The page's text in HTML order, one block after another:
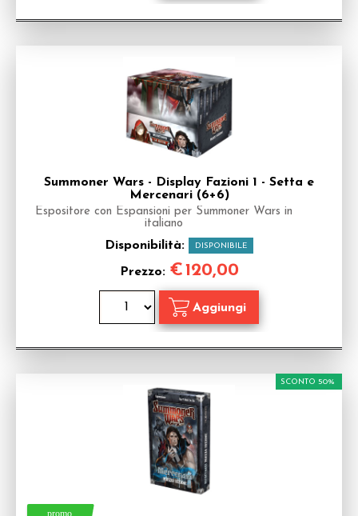
Summoner Wars - Display Fazioni 1 - Setta e
Mercenari (6+6)
Espositore con Espansioni per Summoner Wars in
italiano
Disponibilità: DISPONIBILE
Prezzo: €120,00
SCONTO 50%